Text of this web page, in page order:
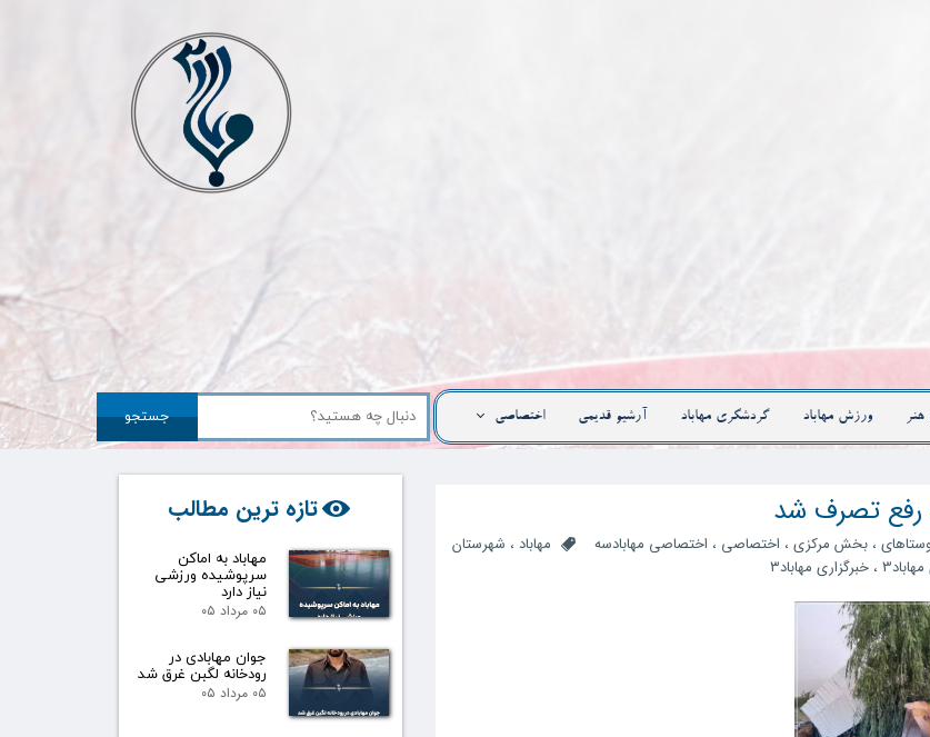
ورزش مهاباد گردشگری مهاباد آرشیو قدیمی اختصاصی جستجو
رفع تصرف شد
،بخش مرکزی ، اختصاصی ، اختصاصی مهابادسه مهاباد ، شهرستان
،خبرگزاری مهاباد۳
تازه ترین مطالب
مهاباد به اماکن
سرپوشیده ورزشی
نیاز دارد
۰۵ مرداد ۰۵
جوان مهابادی در
رودخانه لگبن غرق شد
۰۵ مرداد ۰۵